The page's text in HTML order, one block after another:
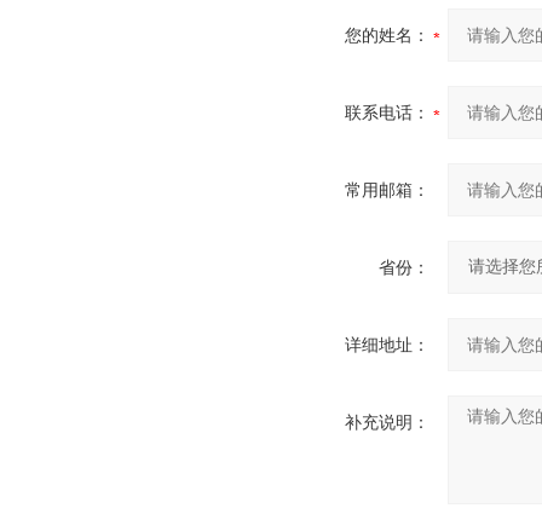
您的姓名：
联系电话：
常用邮箱：
省份：
详细地址：
补充说明：